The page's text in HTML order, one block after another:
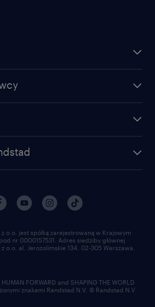
o.o. jest spółką zarejestrowaną w Krajowym
nr 0000157531. Adres siedziby głównej
o.o. al. Jerozolimskie 134, 02-305 Warszawa.
, HUMAN FORWARD and SHAPING THE WORLD
znakami Randstad N.V. © Randstad N.V